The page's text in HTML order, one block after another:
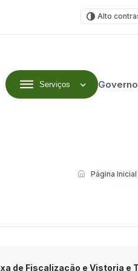
Alto
Serviços Governo
Página Inicial
de Fiscalização e Vistoria e